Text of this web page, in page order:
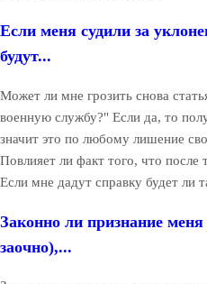
Если меня судили за
будут...
Может ли мне грозить снова
военную службу?" Если да, то
значит это по любому лишение
Повлияет ли факт того, что после
Если мне дадут справку будет ли
Законно ли признание
заочно),...